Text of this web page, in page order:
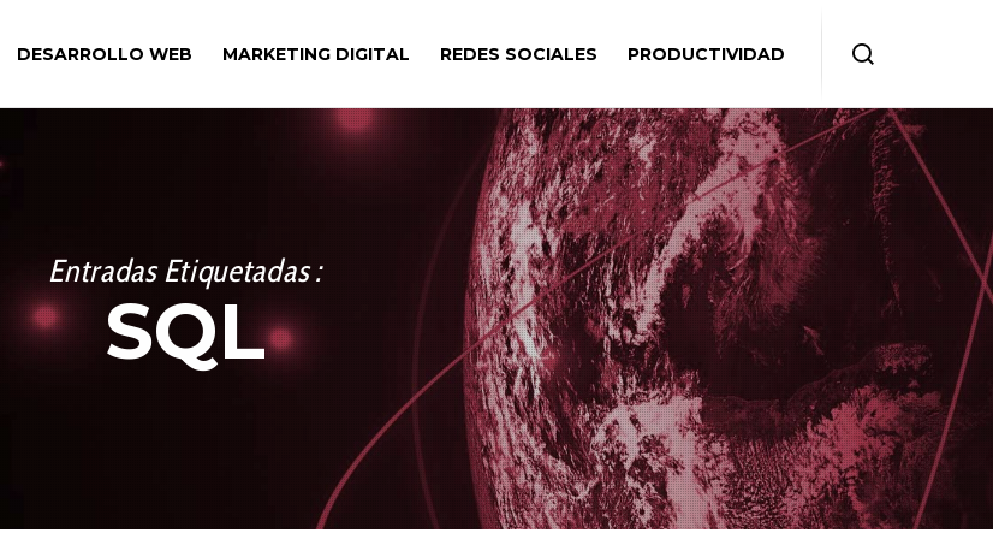
DESARROLLO WEB MARKETING DIGITAL REDES SOCIALES PRODUCTIVIDAD
Entradas Etiquetadas :
SQL